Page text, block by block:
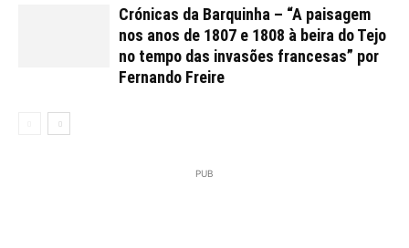
Crónicas da Barquinha – “A paisagem
nos anos de 1807 e 1808 à beira do Tejo
no tempo das invasões francesas” por
Fernando Freire
PUB